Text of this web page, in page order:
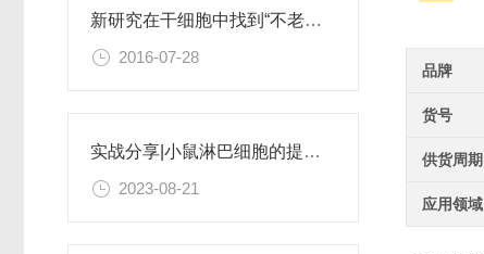
新研究在干细胞中找到“不老之泉”的奥秘
2016-07-28
实战分享|小鼠淋巴细胞的提取和分选之经验小结
2023-08-21
品牌
货号
供货周期
应用领域